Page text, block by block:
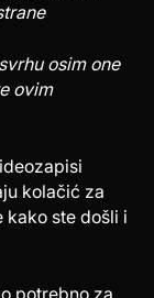
osim one
ovim
kolačić za
kako ste došli i